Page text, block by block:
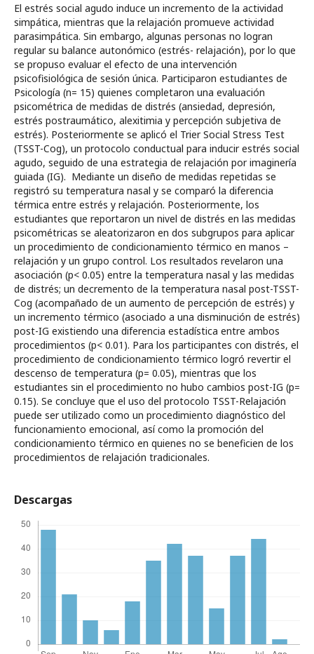
El estrés social agudo induce un incremento de la actividad
simpática, mientras que la relajación promueve actividad
parasimpática. Sin embargo, algunas personas no logran
regular su balance autonómico (estrés- relajación), por lo que
se propuso evaluar el efecto de una intervención
psicofisiológica de sesión única. Participaron estudiantes de
Psicología (n= 15) quienes completaron una evaluación
psicométrica de medidas de distrés (ansiedad, depresión,
estrés postraumático, alexitimia y percepción subjetiva de
estrés). Posteriormente se aplicó el Trier Social Stress Test
(TSST-Cog), un protocolo conductual para inducir estrés social
agudo, seguido de una estrategia de relajación por imaginería
guiada (IG). Mediante un diseño de medidas repetidas se
registró su temperatura nasal y se comparó la diferencia
térmica entre estrés y relajación. Posteriormente, los
estudiantes que reportaron un nivel de distrés en las medidas
psicométricas se aleatorizaron en dos subgrupos para aplicar
un procedimiento de condicionamiento térmico en manos –
relajación y un grupo control. Los resultados revelaron una
asociación (p< 0.05) entre la temperatura nasal y las medidas
de distrés; un decremento de la temperatura nasal post-TSST-
Cog (acompañado de un aumento de percepción de estrés) y
un incremento térmico (asociado a una disminución de estrés)
post-IG existiendo una diferencia estadística entre ambos
procedimientos (p< 0.01). Para los participantes con distrés, el
procedimiento de condicionamiento térmico logró revertir el
descenso de temperatura (p= 0.05), mientras que los
estudiantes sin el procedimiento no hubo cambios post-IG (p=
0.15). Se concluye que el uso del protocolo TSST-Relajación
puede ser utilizado como un procedimiento diagnóstico del
funcionamiento emocional, así como la promoción del
condicionamiento térmico en quienes no se beneficien de los
procedimientos de relajación tradicionales.
Descargas